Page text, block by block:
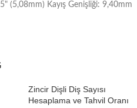
(5,08mm) Kayış Genişliği: 9,40mm
Zincir Dişli Diş Sayısı
Hesaplama ve Tahvil Oranı